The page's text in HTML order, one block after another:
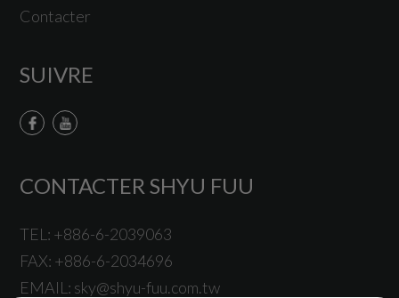
Contacter
SUIVRE
CONTACTER SHYU FUU
TEL: +886-6-2039063
FAX: +886-6-2034696
EMAIL: sky@shyu-fuu.com.tw